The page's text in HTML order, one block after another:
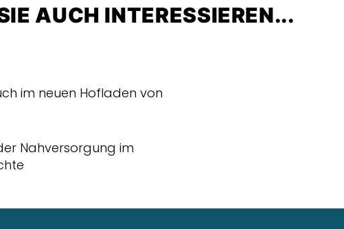
AUCH INTERESSIEREN...
im neuen Hofladen von
Nahversorgung im